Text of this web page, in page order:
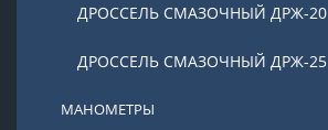
ДРОССЕЛЬ СМАЗОЧНЫЙ ДРЖ-20
ДРОССЕЛЬ СМАЗОЧНЫЙ ДРЖ-25
МАНОМЕТРЫ